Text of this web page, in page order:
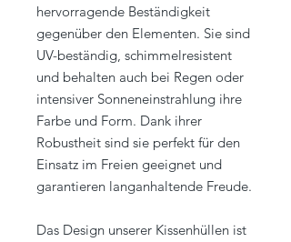
hervorragende Beständigkeit
gegenüber den Elementen. Sie sind
UV-beständig, schimmelresistent
und behalten auch bei Regen oder
intensiver Sonneneinstrahlung ihre
Farbe und Form. Dank ihrer
Robustheit sind sie perfekt für den
Einsatz im Freien geeignet und
garantieren langanhaltende Freude.
Das Design unserer Kissenhüllen ist